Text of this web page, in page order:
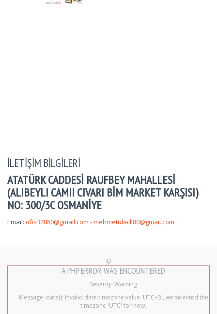
İLETİŞİM BİLGİLERİ
ATATÜRK CADDESİ RAUFBEY MAHALLESİ
(ALIBEYLI CAMII CIVARI BİM MARKET KARŞISI)
NO: 300/3C OSMANİYE
Email: ofis32880@gmail.com -mehmetulacli80@gmail.com
©
A PHP ERROR WAS ENCOUNTERED
Severity: Warning
Message: date(): Invalid date.timezone value 'UTC+3', we selected the
timezone 'UTC' for now.